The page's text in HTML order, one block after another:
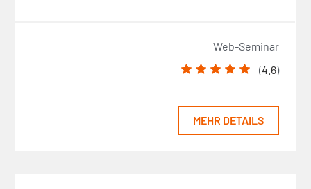
Web-Seminar
(4.6)
MEHR DETAILS